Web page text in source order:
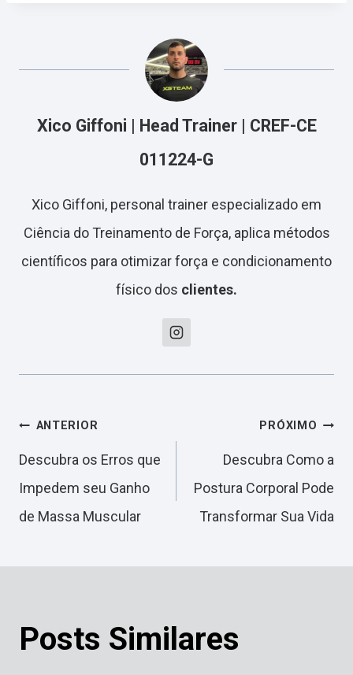
Xico Giffoni | Head Trainer | CREF-CE
011224-G
Xico Giffoni, personal trainer especializado em
Ciência do Treinamento de Força, aplica métodos
científicos para otimizar força e condicionamento
físico dos clientes.
Navegação
de
Post
ANTERIOR
Descubra os Erros que
Impedem seu Ganho
de Massa Muscular
PRÓXIMO
Descubra Como a
Postura Corporal Pode
Transformar Sua Vida
Posts Similares